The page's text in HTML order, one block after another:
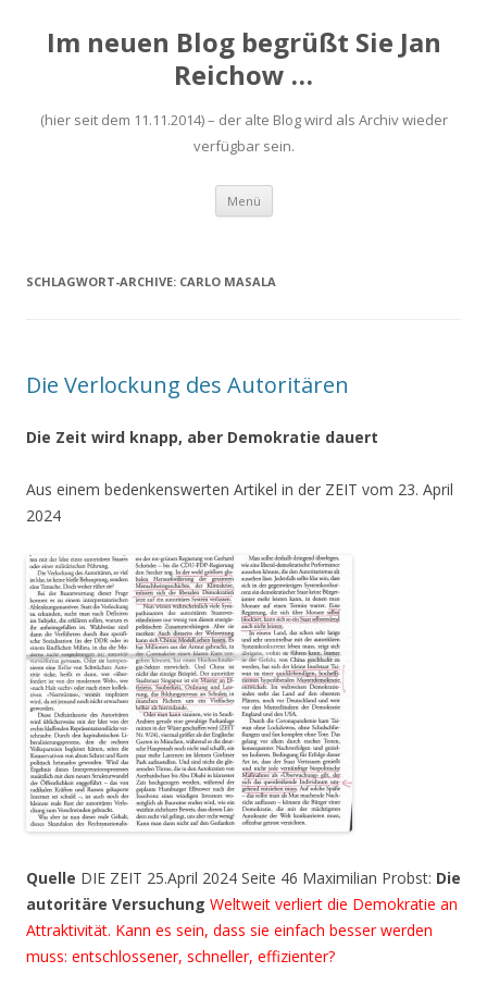
Im neuen Blog begrüßt Sie Jan
Reichow …
(hier seit dem 11.11.2014) – der alte Blog wird als Archiv wieder
verfügbar sein.
Menü Zum
springen
SCHLAGWORT-ARCHIVE: CARLO MASALA
Die Verlockung des Autoritären
Die Zeit wird knapp, aber Demokratie dauert
Aus einem bedenkenswerten Artikel in der ZEIT vom 23. April
2024
Quelle DIE ZEIT 25.April 2024 Seite 46 Maximilian Probst: Die
autoritäre Versuchung Weltweit verliert die Demokratie an
Attraktivität. Kann es sein, dass sie einfach besser werden
muss: entschlossener, schneller, effizienter?